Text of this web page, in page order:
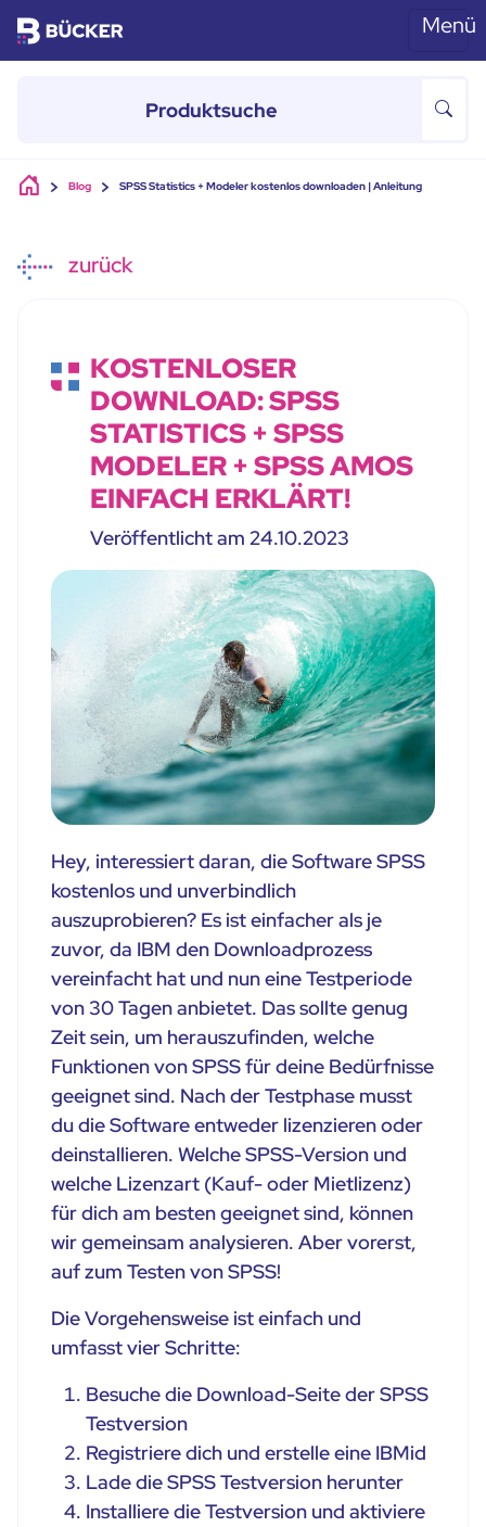
Skip to main content Menü
Blog SPSS Statistics + Modeler kostenlos downloaden | Anleitung
zurück
KOSTENLOSER
DOWNLOAD: SPSS
STATISTICS + SPSS
MODELER + SPSS AMOS
EINFACH ERKLÄRT!
Veröffentlicht am 24.10.2023
Hey, interessiert daran, die Software SPSS
kostenlos und unverbindlich
auszuprobieren? Es ist einfacher als je
zuvor, da IBM den Downloadprozess
vereinfacht hat und nun eine Testperiode
von 30 Tagen anbietet. Das sollte genug
Zeit sein, um herauszufinden, welche
Funktionen von SPSS für deine Bedürfnisse
geeignet sind. Nach der Testphase musst
du die Software entweder lizenzieren oder
deinstallieren. Welche SPSS-Version und
welche Lizenzart (Kauf- oder Mietlizenz)
für dich am besten geeignet sind, können
wir gemeinsam analysieren. Aber vorerst,
auf zum Testen von SPSS!
Die Vorgehensweise ist einfach und
umfasst vier Schritte:
Besuche die Download-Seite der SPSS
Testversion
Registriere dich und erstelle eine IBMid
Lade die SPSS Testversion herunter
Installiere die Testversion und aktiviere